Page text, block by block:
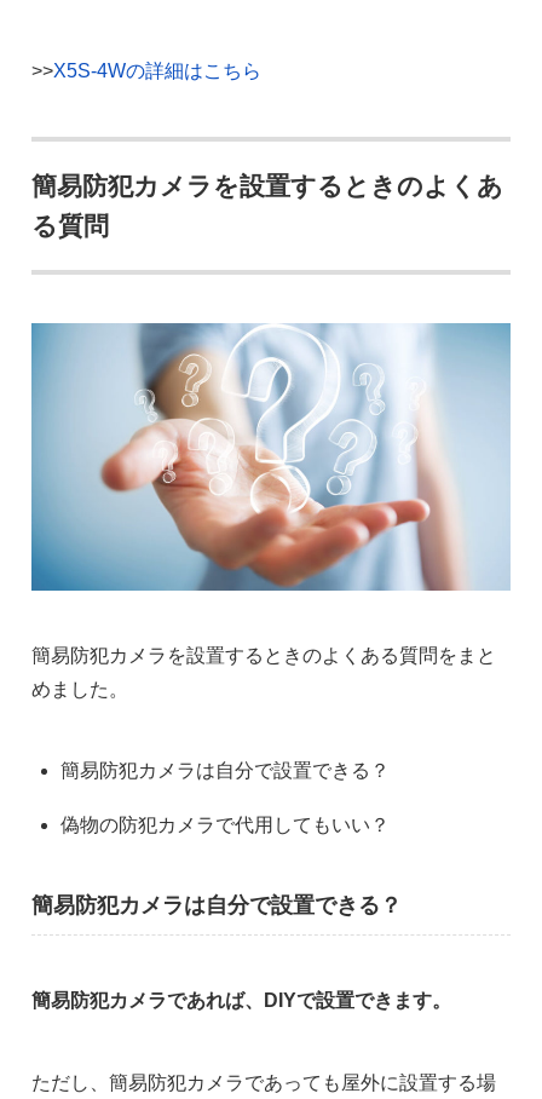
>>X5S-4Wの詳細はこちら
簡易防犯カメラを設置するときのよくあ
る質問
簡易防犯カメラを設置するときのよくある質問をまと
めました。
簡易防犯カメラは自分で設置できる？
偽物の防犯カメラで代用してもいい？
簡易防犯カメラは自分で設置できる？
簡易防犯カメラであれば、DIYで設置できます。
ただし、簡易防犯カメラであっても屋外に設置する場